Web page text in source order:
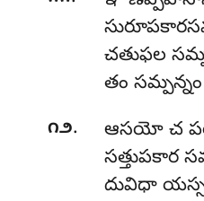
చతుఫల
తం
౧౨. ఆసయో చ
సత్తుపకార
దువిధా